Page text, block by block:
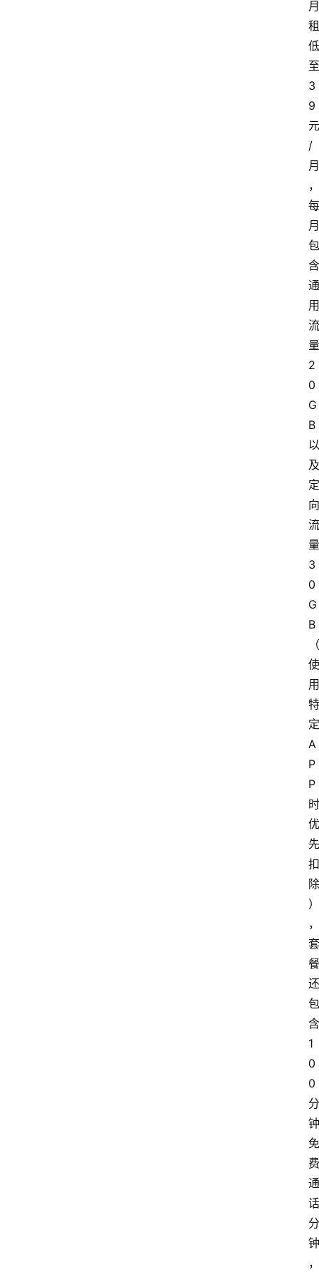
月
租
低
至
3
9
元
/
月
，
每
月
包
含
通
用
流
量
2
0
G
B
以
及
定
向
流
量
3
0
G
B
（
使
用
特
定
A
P
P
时
优
先
扣
除
）
，
套
餐
还
包
含
1
0
0
分
钟
免
费
通
话
分
钟
，